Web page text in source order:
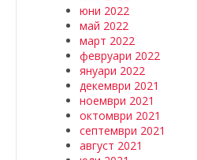
юни 2022
май 2022
март 2022
февруари 2022
януари 2022
декември 2021
ноември 2021
октомври 2021
септември 2021
август 2021